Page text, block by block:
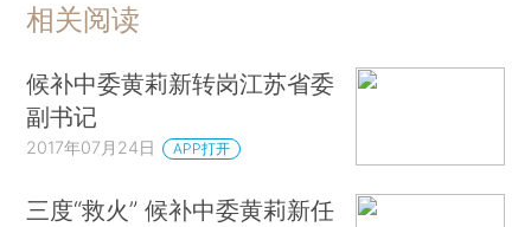
相关阅读
候补中委黄莉新转岗江苏省委
副书记
2017年07月24日 APP打开
三度“救火” 候补中委黄莉新任